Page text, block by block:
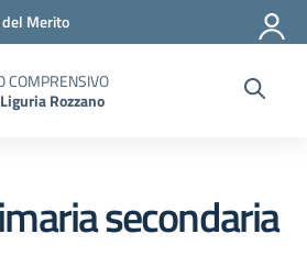
Merito
COMPRENSIVO
Rozzano
secondaria